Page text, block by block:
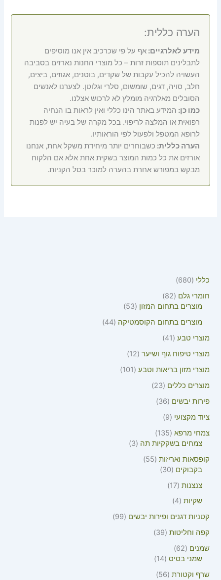
כללי
680
חומרי גלם
82
מוצרים בתחום המזון
53
מוצרים בתחום הקוסמטיקה 44
מוצרי טבע
41
מוצרי טיפוח גוף ושיער 12
מוצרי מזון בריאות וטבע
101
מוצרים כללים
23
פירות יבשים
36
ציוד מקצועי
9
צמחי מרפא 135
צמחים בשקקיות תה
3
קופסאות ואריזות 55
בקבוקים
30
צנצנות 17
שקיות 4
קטניות דגנים ופירות יבשים
99
קפה וחליטות 39
שמנים
62
שמני בסיס 14
שרף וקטורת 56
הערה כללית:
מידע לאלרגיים:אף על פי שכרכיב אין אנו מוסיפים
לתבלינים תוספות זרות – כל מוצרי החנות נארזים בסביבה
העשויה להכיל עקבות של שקדים, בוטנים, אגוזים, ביצים,
חלב, סויה, דגים, שומשום, סלרי וגלוטן. לצערנו לאנשים
הסובלים מאלרגיה מומלץ לא לרכוש אצלנו.
כמו כן: המידע באתר הינו כללי ואין לראות בו הנחיה
רפואית או המלצה לריפוי. בכל מקרה של בעיה יש לפנות
לרופא המטפל ולפעול לפי הוראותיו.
הערה כללית: כשבוחרים יותר מיחידת משקל אחת, אנחנו
אורזים את כל כמות המוצר בשקית אחת אלא אם הלקוח
מבקש במפורש אחרת בהערה למוכר בסל הקניות.